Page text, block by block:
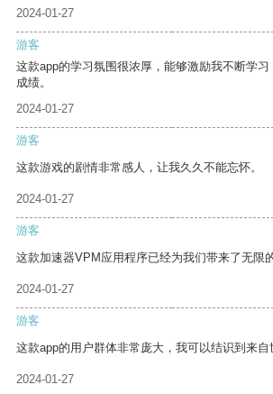
2024-01-27
游客
这款app的学习氛围很浓厚，能够激励我不断学
成绩。
2024-01-27
游客
这款游戏的剧情非常感人，让我久久不能忘怀。
2024-01-27
游客
这款加速器VPM应用程序已经为我们带来了无限
2024-01-27
游客
这款app的用户群体非常庞大，我可以结识到来自
2024-01-27